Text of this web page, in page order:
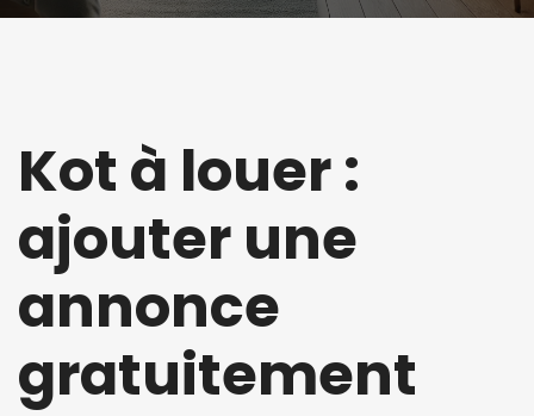
Kot à louer :
ajouter une
annonce
gratuitement